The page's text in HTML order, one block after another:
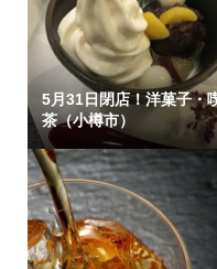
5月31日閉店！洋菓子・
茶（小樽市）